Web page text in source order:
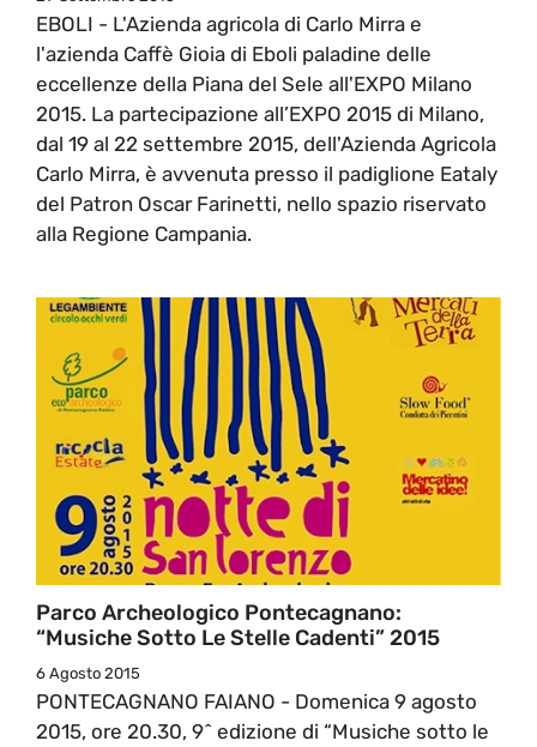
EBOLI - L'Azienda agricola di Carlo Mirra e
l'azienda Caffè Gioia di Eboli paladine delle
eccellenze della Piana del Sele all'EXPO Milano
2015. La partecipazione all’EXPO 2015 di Milano,
dal 19 al 22 settembre 2015, dell'Azienda Agricola
Carlo Mirra, è avvenuta presso il padiglione Eataly
del Patron Oscar Farinetti, nello spazio riservato
alla Regione Campania.
Parco Archeologico Pontecagnano:
“Musiche Sotto Le Stelle Cadenti” 2015
6 Agosto 2015
PONTECAGNANO FAIANO - Domenica 9 agosto
2015, ore 20.30, 9^ edizione di “Musiche sotto le